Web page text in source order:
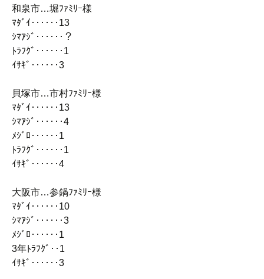
和泉市…堀ﾌｧﾐﾘｰ様
ﾏﾀﾞｲ‥‥‥13
ｼﾏｱｼﾞ‥‥‥？
ﾄﾗﾌｸﾞ‥‥‥1
ｲｻｷﾞ‥‥‥3
貝塚市…市村ﾌｧﾐﾘｰ様
ﾏﾀﾞｲ‥‥‥13
ｼﾏｱｼﾞ‥‥‥4
ﾒｼﾞﾛ‥‥‥1
ﾄﾗﾌｸﾞ‥‥‥1
ｲｻｷﾞ‥‥‥4
大阪市…参鍋ﾌｧﾐﾘｰ様
ﾏﾀﾞｲ‥‥‥10
ｼﾏｱｼﾞ‥‥‥3
ﾒｼﾞﾛ‥‥‥1
3年ﾄﾗﾌｸﾞ‥1
ｲｻｷﾞ‥‥‥3